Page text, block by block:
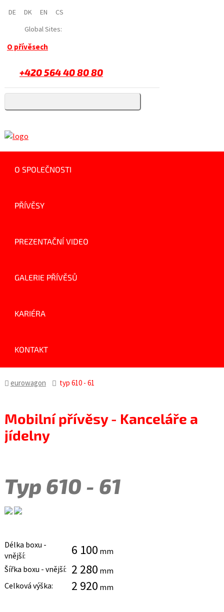
DE DK EN
CS
Global Sites:
O přívěsech
+420 564 40 80 80
O SPOLEČNOSTI
PŘÍVĚSY
PREZENTAČNÍ VIDEO
GALERIE PŘÍVĚSŮ
KARIÉRA
KONTAKT
eurowagon typ 610 - 61
Mobilní přívěsy - Kanceláře a
jídelny
Typ 610 - 61
Délka boxu -
vnější:
6 100 mm
Šířka boxu - vnější: 2 280 mm
Celková výška:
2 920 mm